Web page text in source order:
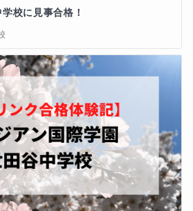
校に見事合格！